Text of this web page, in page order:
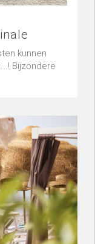
kunnen
Bijzondere